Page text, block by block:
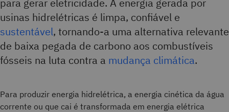
para gerar eletricidade. A energia gerada por
usinas hidrelétricas é limpa, confiável e
sustentável, tornando-a uma alternativa relevante
de baixa pegada de carbono aos combustíveis
fósseis na luta contra a mudança climática.
Para produzir energia hidrelétrica, a energia cinética da água
corrente ou que cai é transformada em energia elétrica